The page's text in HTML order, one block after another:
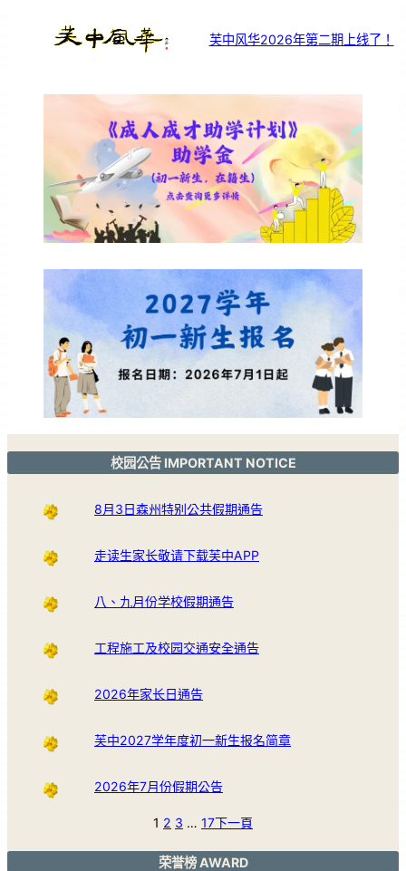
芙中风华2026年第二期上线了！
校园公告 IMPORTANT NOTICE
8月3日森州特别公共假期通告
走读生家长敬请下载芙中APP
八、九月份学校假期通告
工程施工及校园交通安全通告
2026年家长日通告
芙中2027学年度初一新生报名简章
2026年7月份假期公告
1 2 3 … 17下一頁
荣誉榜 AWARD